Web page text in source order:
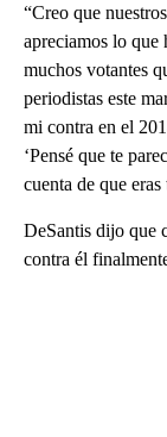
“Creo que
apreciamos lo que
muchos votantes
periodistas este
mi contra en el
‘Pensé que te
cuenta de que
DeSantis dijo que
contra él